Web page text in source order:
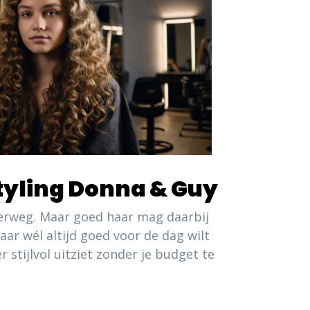
Donna & Guy
Maar goed haar mag daarbij
wél altijd goed voor de dag wilt
stijlvol uitziet zonder je budget te